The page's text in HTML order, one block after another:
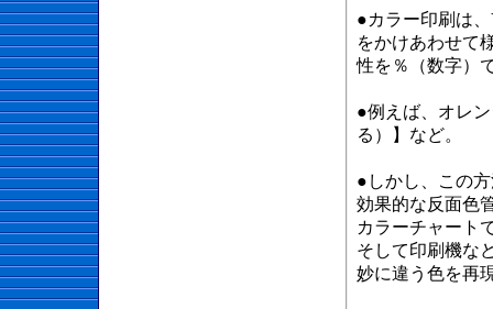
●カラー印刷は
をかけあわせて
性を％（数字）
●例えば、オレ
る）】など。
●しかし、この
効果的な反面色
カラーチャート
そして印刷機な
妙に違う色を再